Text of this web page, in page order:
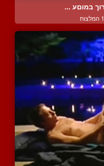
במוםע ...
1 המלצות